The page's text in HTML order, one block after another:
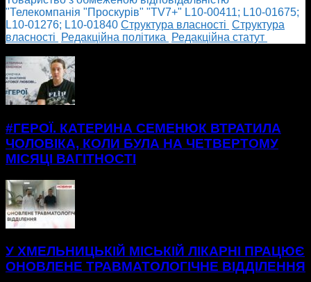
"Телекомпанія "Проскурів" "TV7+" L10-00411; L10-01675;
L10-01276; L10-01840 Cтруктура власності Cтруктура
власності
Редакційна політика
Редакційна статут
#ГЕРОЇ. КАТЕРИНА СЕМЕНЮК ВТРАТИЛА
ЧОЛОВІКА, КОЛИ БУЛА НА ЧЕТВЕРТОМУ
МІСЯЦІ ВАГІТНОСТІ
У ХМЕЛЬНИЦЬКІЙ МІСЬКІЙ ЛІКАРНІ ПРАЦЮЄ
ОНОВЛЕНЕ ТРАВМАТОЛОГІЧНЕ ВІДДІЛЕННЯ